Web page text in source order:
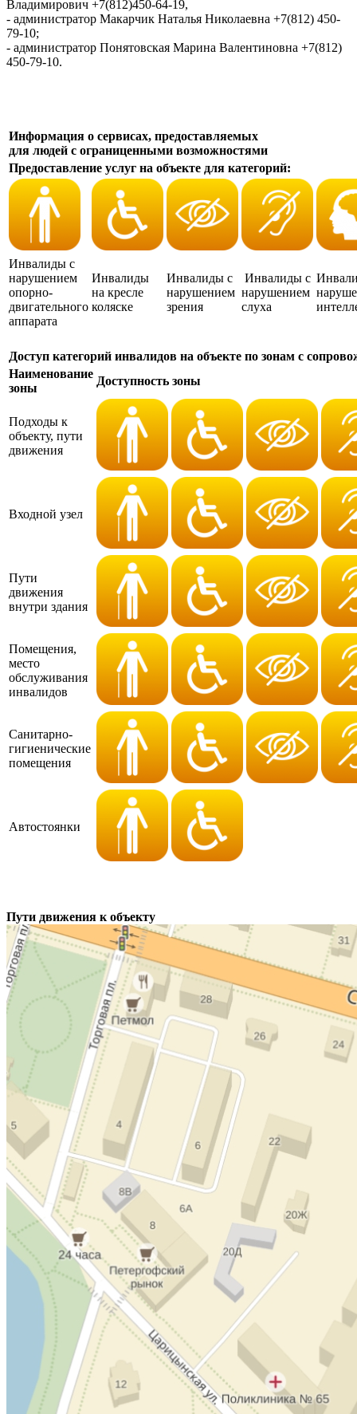
Владимирович +7(812)450-64-19,
- администратор Макарчик Наталья Николаевна +7(812) 450-
79-10;
- администратор Понятовская Марина Валентиновна +7(812)
450-79-10.
Информация о сервисах, предоставляемых
для людей с ограниценными возможностями
Предоставление услуг на объекте для категорий:
Инвалиды с
нарушением
опорно-
двигательного
аппарата
Инвалиды
на кресле
коляске
Инвалиды с
нарушением
зрения
Инвалиды с
нарушением
слуха
Доступ категорий инвалидов на объекте по зонам с
Наименование
зоны
Доступность зоны
Подходы к
объекту, пути
движения
Входной узел
Пути
движения
внутри здания
Помещения,
место
обслуживания
инвалидов
Санитарно-
гигиенические
помещения
Автостоянки
Пути движения к объекту